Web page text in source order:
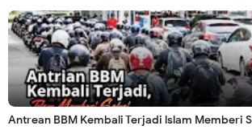
Antrean BBM Kembali Terjadi lslam Memberi